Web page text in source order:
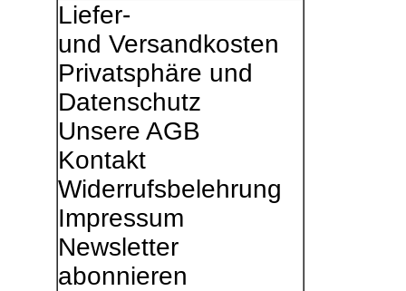
Liefer-
und Versandkosten
Privatsphäre und
Datenschutz
Unsere AGB
Kontakt
Widerrufsbelehrung
Impressum
Newsletter
abonnieren